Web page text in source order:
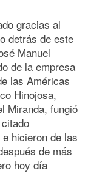
gracias al
detrás de este
Manuel
de la empresa
las Américas
Hinojosa,
Miranda, fungió
hicieron de las
de más
hoy día